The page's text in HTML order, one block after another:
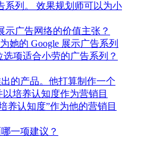
系列。 效果规划师可以为小
示广告网络的价值主张？
她的 Google 展示广告系列
项适合小劳的广告系列？
的产品。他打算制作一个
培养认知度作为营销目
养认知度”作为他的营销目
一项建议？